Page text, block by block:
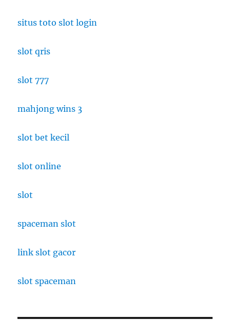
situs toto slot login
slot qris
slot 777
mahjong wins 3
slot bet kecil
slot online
slot
spaceman slot
link slot gacor
slot spaceman